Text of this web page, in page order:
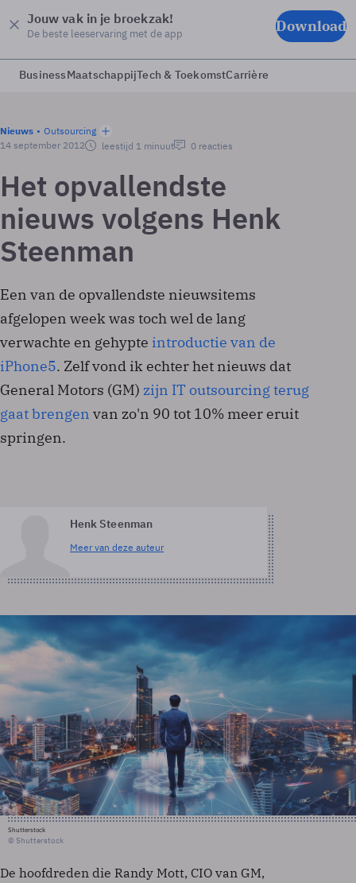
Jouw vak in je broekzak!
De beste leeservaring met de app Download
BusinessMaatschappijTech & ToekomstCarrière
Nieuws
Outsourcing
14 september 2012
leestijd 1 minuut 0 reacties
Het opvallendste
nieuws volgens Henk
Steenman
Een van de opvallendste nieuwsitems
afgelopen week was toch wel de lang
verwachte en gehypte introductie van de
iPhone5. Zelf vond ik echter het nieuws dat
General Motors (GM) zijn IT outsourcing terug
gaat brengen van zo'n 90 tot 10% meer eruit
springen.
Henk Steenman
Meer van deze auteur
Shutterstock
© Shutterstock
De hoofdreden die Randy Mott, CIO van GM,